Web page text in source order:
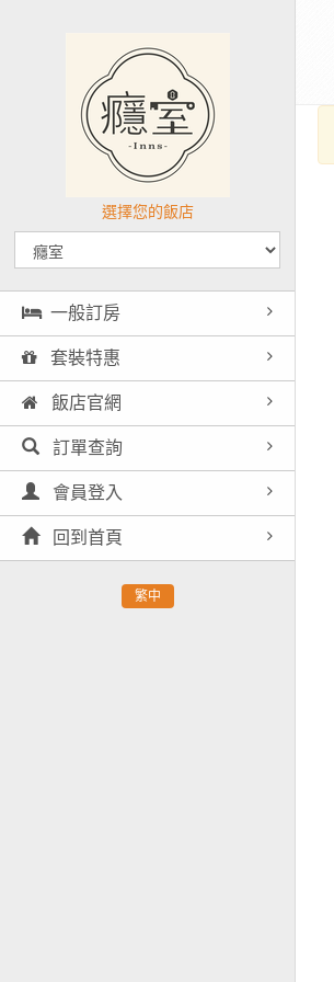
選擇您的飯店
一般訂房
套裝特惠
飯店官網
訂單查詢
會員登入
回到首頁
繁中